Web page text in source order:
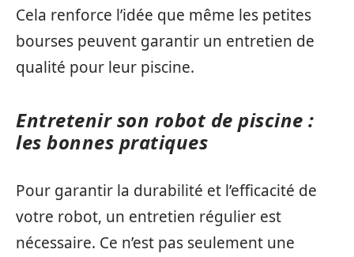
Cela renforce l’idée que même les petites
bourses peuvent garantir un entretien de
qualité pour leur piscine.
Entretenir son robot de piscine :
les bonnes pratiques
Pour garantir la durabilité et l’efficacité de
votre robot, un entretien régulier est
nécessaire. Ce n’est pas seulement une